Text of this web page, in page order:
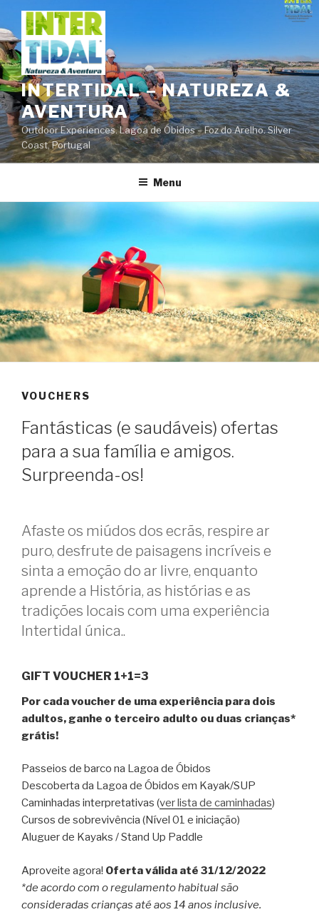
Saltar
para
o
conteúdo
INTERTIDAL – NATUREZA &
AVENTURA
Outdoor Experiences. Lagoa de Óbidos – Foz do Arelho. Silver
Coast, Portugal
Menu
VOUCHERS
Fantásticas (e saudáveis) ofertas
para a sua família e amigos.
Surpreenda-os!
Afaste os miúdos dos ecrãs, respire ar
puro, desfrute de paisagens incríveis e
sinta a emoção do ar livre, enquanto
aprende a História, as histórias e as
tradições locais com uma experiência
Intertidal única..
GIFT VOUCHER 1+1=3
Por cada voucher de uma experiência para dois
adultos, ganhe o terceiro adulto ou duas crianças*
grátis!
Passeios de barco na Lagoa de Óbidos
Descoberta da Lagoa de Óbidos em Kayak/SUP
Caminhadas interpretativas (ver lista de caminhadas)
Cursos de sobrevivência (Nível 01 e iniciação)
Aluguer de Kayaks / Stand Up Paddle
Aproveite agora! Oferta válida até 31/12/2022
*de acordo com o regulamento habitual são
consideradas crianças até aos 14 anos inclusive.